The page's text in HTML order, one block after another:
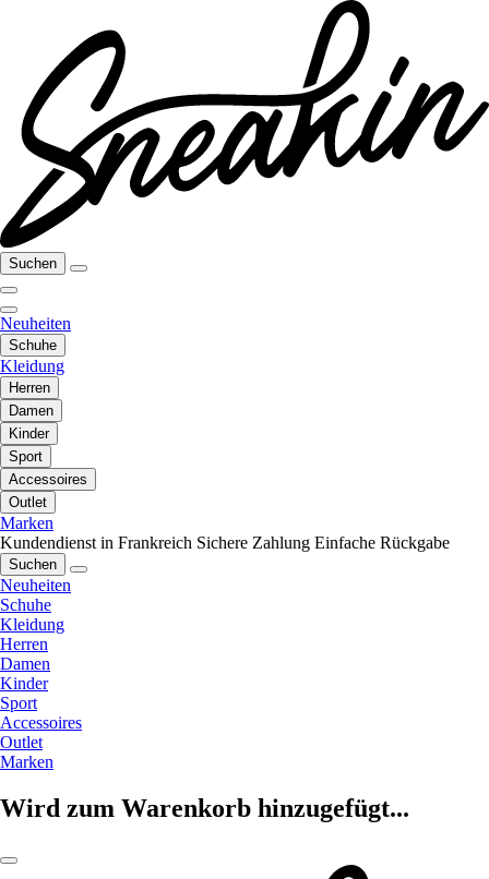
Suchen
Neuheiten
Schuhe
Kleidung
Herren
Damen
Kinder
Sport
Accessoires
Outlet
Marken
Kundendienst in Frankreich Sichere Zahlung Einfache Rückgabe
Suchen
Neuheiten
Schuhe
Kleidung
Herren
Damen
Kinder
Sport
Accessoires
Outlet
Marken
Wird zum Warenkorb hinzugefügt...